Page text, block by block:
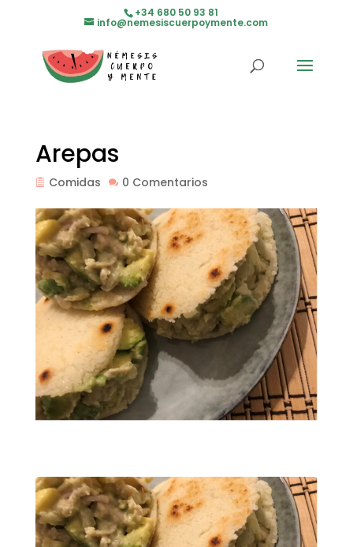
+34 680 50 93 81
info@nemesiscuerpoymente.com
Arepas
Comidas 0 Comentarios